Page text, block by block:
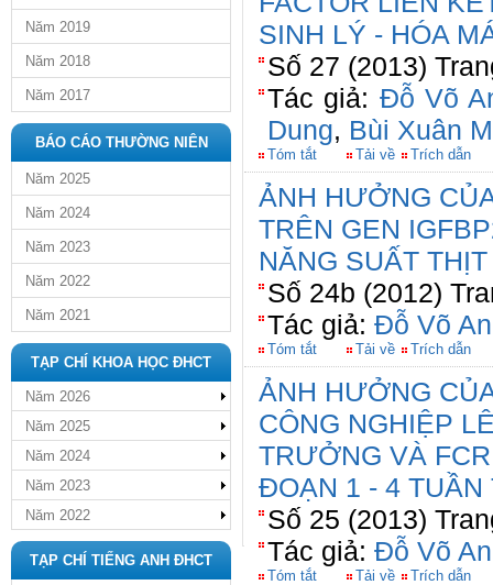
Năm 2019
Năm 2018
Năm 2017
BÁO CÁO THƯỜNG NIÊN
Năm 2025
Năm 2024
Năm 2023
Năm 2022
Năm 2021
TẠP CHÍ KHOA HỌC ĐHCT
Năm 2026
Năm 2025
Năm 2024
Năm 2023
Năm 2022
TẠP CHÍ TIẾNG ANH ĐHCT
SINH LÝ - HÓA
Số 27 (2013)
Tác giả: Đỗ Võ
Dung, Bùi Xuân
Tóm tắt Tải về Trích dẫn
ẢNH HƯỞNG
TRÊN GEN
NĂNG SUẤT
Số 24b (2012)
Tác giả: Đỗ Võ
Tóm tắt Tải về Trích dẫn
ẢNH HƯỞNG
CÔNG NGHIỆP
TRƯỞNG VÀ
ĐOẠN 1 - 4 TUẦN
Số 25 (2013)
Tác giả: Đỗ Võ
Tóm tắt Tải về Trích dẫn